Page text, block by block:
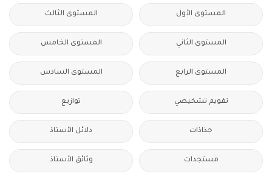
المستوى الأول المستوى الثالث
المستوى الثاني المستوى الخامس
المستوى الرابع المستوى السادس
تقويم تشخيصي توازيع
جذاذات دلائل الأستاذ
مستجدات وثائق الأستاذ